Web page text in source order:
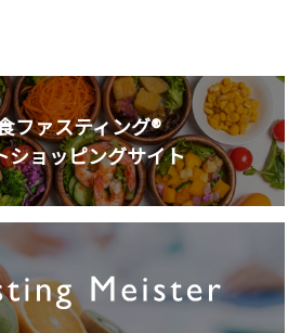
ファスティング®
ショッピングサイト